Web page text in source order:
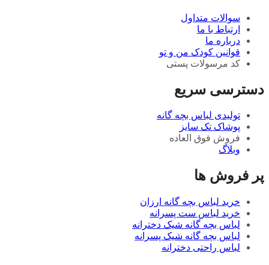
سوالات متداول
ارتباط با ما
درباره ما
قوانین کودک من و تو
کد مرسولات پستی
دسترسی سریع
تولیدی لباس بچه گانه
پوشاک تک سایز
فروش فوق العاده
وبلاگ
پر فروش ها
خرید لباس بچه گانه ارزان
خرید لباس ست پسرانه
لباس بچه گانه شیک دخترانه
لباس بچه گانه شیک پسرانه
لباس راحتی دخترانه